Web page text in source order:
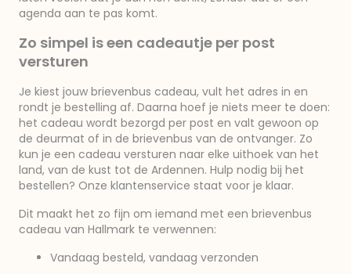
agenda aan te pas komt.
Zo simpel is een cadeautje per post
versturen
Je kiest jouw brievenbus cadeau, vult het adres in en
rondt je bestelling af. Daarna hoef je niets meer te doen:
het cadeau wordt bezorgd per post en valt gewoon op
de deurmat of in de brievenbus van de ontvanger. Zo
kun je een cadeau versturen naar elke uithoek van het
land, van de kust tot de Ardennen. Hulp nodig bij het
bestellen? Onze klantenservice staat voor je klaar.
Dit maakt het zo fijn om iemand met een brievenbus
cadeau van Hallmark te verwennen:
Vandaag besteld, vandaag verzonden